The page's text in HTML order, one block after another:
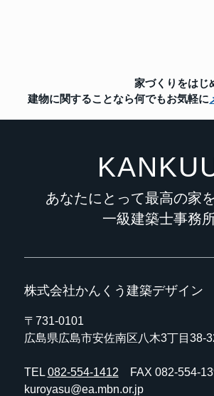
家づくりをはじ
建物に関することなら何でもお気軽に
あなたにとって最高の家
一級建築士事務
株式会社かんくう建築デザイン
〒731-0101
広島県広島市安佐南区八木3丁目38-
TEL 082-554-1412 FAX 082-554-
kuroyasu@ea.mbn.or.jp